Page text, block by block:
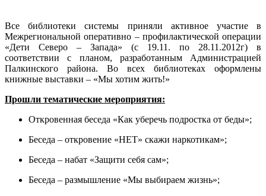
Все библиотеки системы приняли активное участие в
Межрегиональной оперативно – профилактической операции
«Дети Северо – Запада» (с 19.11. по 28.11.2012г) в
соответствии с планом, разработанным Администрацией
Палкинского района. Во всех библиотеках оформлены
книжные выставки – «Мы хотим жить!»
Прошли тематические мероприятия:
Откровенная беседа «Как уберечь подростка от беды»;
Беседа – откровение «НЕТ» скажи наркотикам»;
Беседа – набат «Защити себя сам»;
Беседа – размышление «Мы выбираем жизнь»;